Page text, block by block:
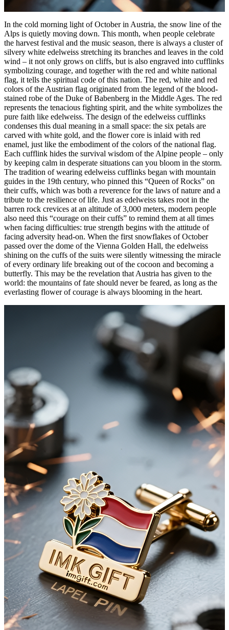
In the cold morning light of October in Austria, the snow line of the
Alps is quietly moving down. This month, when people celebrate
the harvest festival and the music season, there is always a cluster of
silvery white edelweiss stretching its branches and leaves in the cold
wind – it not only grows on cliffs, but is also engraved into cufflinks
symbolizing courage, and together with the red and white national
flag, it tells the spiritual code of this nation. The red, white and red
colors of the Austrian flag originated from the legend of the blood-
stained robe of the Duke of Babenberg in the Middle Ages. The red
represents the tenacious fighting spirit, and the white symbolizes the
pure faith like edelweiss. The design of the edelweiss cufflinks
condenses this dual meaning in a small space: the six petals are
carved with white gold, and the flower core is inlaid with red
enamel, just like the embodiment of the colors of the national flag.
Each cufflink hides the survival wisdom of the Alpine people – only
by keeping calm in desperate situations can you bloom in the storm.
The tradition of wearing edelweiss cufflinks began with mountain
guides in the 19th century, who pinned this “Queen of Rocks” on
their cuffs, which was both a reverence for the laws of nature and a
tribute to the resilience of life. Just as edelweiss takes root in the
barren rock crevices at an altitude of 3,000 meters, modern people
also need this “courage on their cuffs” to remind them at all times
when facing difficulties: true strength begins with the attitude of
facing adversity head-on. When the first snowflakes of October
passed over the dome of the Vienna Golden Hall, the edelweiss
shining on the cuffs of the suits were silently witnessing the miracle
of every ordinary life breaking out of the cocoon and becoming a
butterfly. This may be the revelation that Austria has given to the
world: the mountains of fate should never be feared, as long as the
everlasting flower of courage is always blooming in the heart.